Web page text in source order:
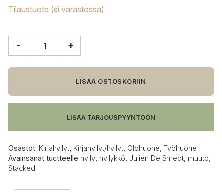
Tilaustuote (ei varastossa)
L
hylly
määrä
- +
LISÄÄ OSTOSKORIIN
LISÄÄ TARJOUSPYYNTÖÖN
Osastot: Kirjahyllyt Kirjahyllyt/hyllyt Olohuone Työhuone
Avainsanat tuotteelle hylly hyllykkö Julien De Smedt muuto
Stacked